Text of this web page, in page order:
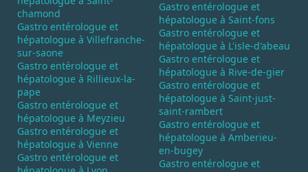
chamond
Gastro entérologue et
hépatologue à Villefranche-
sur-saone
Gastro entérologue et
hépatologue à Rillieux-la-
pape
Gastro entérologue et
hépatologue à Meyzieu
Gastro entérologue et
hépatologue à Vienne
Gastro entérologue et
Gastro entérologue et
hépatologue à Saint-fons
Gastro entérologue et
hépatologue à L'isle-d'abeau
Gastro entérologue et
hépatologue à Rive-de-gier
Gastro entérologue et
hépatologue à Saint-just-
saint-rambert
Gastro entérologue et
hépatologue à Amberieu-
en-bugey
Gastro entérologue et